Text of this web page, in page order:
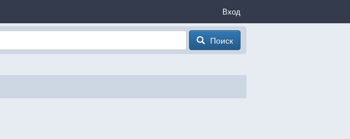
Вход
Поиск